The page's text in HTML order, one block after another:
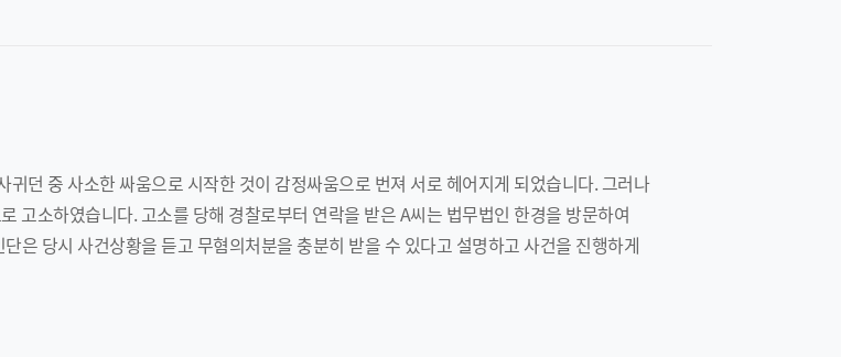
던 중 사소한 싸움으로 시작한 것이 감정싸움으로 번져 서로 헤어지게 되었습니다. 그러나
고소하였습니다. 고소를 당해 경찰로부터 연락을 받은 A씨는 법무법인 한경을 방문하여
은 당시 사건상황을 듣고 무혐의처분을 충분히 받을 수 있다고 설명하고 사건을 진행하게